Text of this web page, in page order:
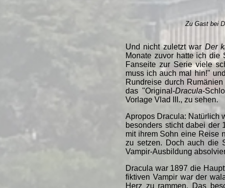
Zu Gast bei
Und nicht zuletzt war Der
Monate zuvor hatte ich die
Fanseite zur Serie viele
muss ich auch mal hin!"
Rundreise durch
das "Original-Dracula-
Vorlage Vlad III., zu sehen.
Apropos Dracula: Natürlich
besonders sticht dabei der
mit ihrem Sohn eine Reise
zu setzen. Doch auch die
Vampir-Ausbildung
Dracula war 1897 die
fiktiven Vampir war der
Herz zu rammen. Das